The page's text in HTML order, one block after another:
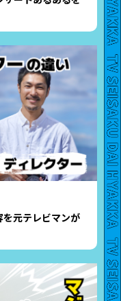
元テレビマンが